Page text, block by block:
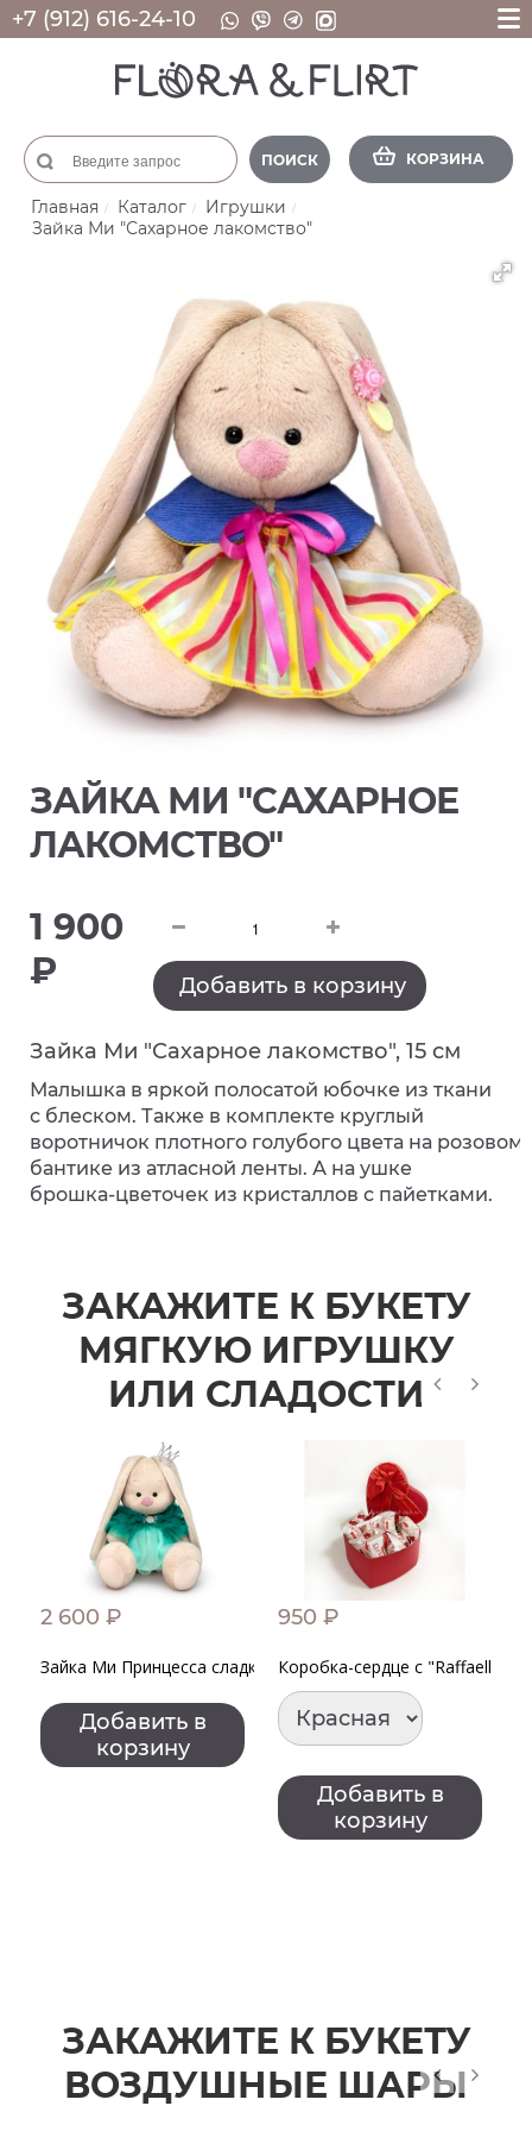
+7 (912) 616-24-10
ПОИСК КОРЗИНА
Главная Каталог
Игрушки
Зайка Ми "Сахарное лакомство"
ЗАЙКА МИ "САХАРНОЕ
ЛАКОМСТВО"
1 900
₽
Добавить в корзину
Зайка Ми "Сахарное лакомство", 15 см
Малышка в яркой полосатой юбочке из ткани
с блеском. Также в комплекте круглый
воротничок плотного голубого цвета на розовом
бантике из атласной ленты. А на ушке
брошка‑цветочек из кристаллов с пайетками.
ЗАКАЖИТЕ К БУКЕТУ
МЯГКУЮ ИГРУШКУ
ИЛИ СЛАДОСТИ
2 600 ₽
Зайка Ми Принцесса сладких снов
Добавить в
корзину
950 ₽
Коробка-сердце с "Raffaello"
Добавить в
корзину
ЗАКАЖИТЕ К БУКЕТУ
ВОЗДУШНЫЕ ШАРЫ